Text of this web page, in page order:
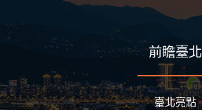
前瞻臺北
臺北亮點